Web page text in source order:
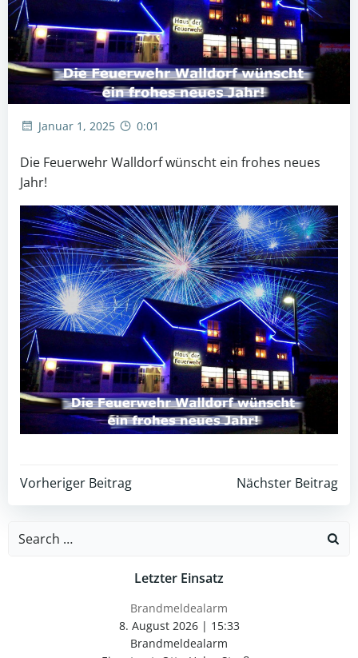
Januar 1, 2025 0:01
Die Feuerwehr Walldorf wünscht ein frohes neues
Jahr!
Post
navigation
Vorheriger Beitrag
Post
navigation
Nächster Beitrag
Search
Letzter Einsatz
Brandmeldealarm
8. August 2026| 15:33
Brandmeldealarm